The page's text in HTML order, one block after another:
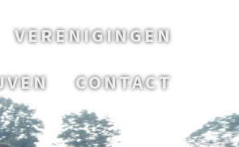
VERENIGINGEN
CONTACT